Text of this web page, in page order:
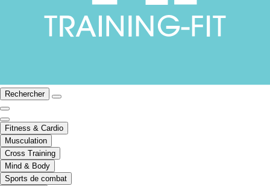
Rechercher
Fitness & Cardio
Musculation
Cross Training
Mind & Body
Sports de combat